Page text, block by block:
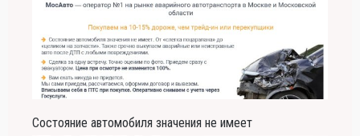
Состояние автомобиля значения не имеет